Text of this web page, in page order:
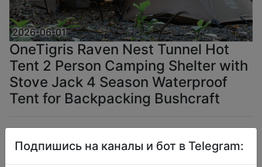
2026-06-01
OneTigris Raven Nest Tunnel Hot
Tent 2 Person Camping Shelter with
Stove Jack 4 Season Waterproof
Tent for Backpacking Bushcraft
$215.41
Подпишись на каналы и бот в Telegram: